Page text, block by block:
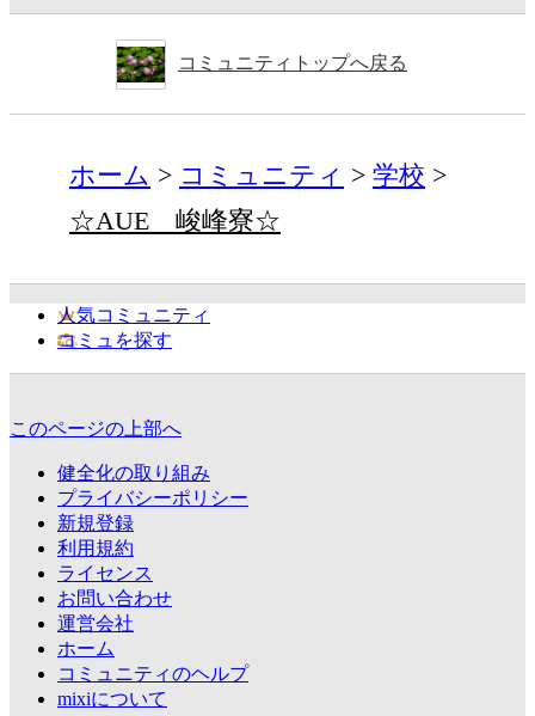
コミュニティトップへ戻る
ホーム コミュニティ
学校
☆AUE 峻峰寮☆
人気コミュニティ
コミュを探す
このページの上部へ
健全化の取り組み
プライバシーポリシー
新規登録
利用規約
ライセンス
お問い合わせ
運営会社
ホーム
コミュニティのヘルプ
mixiについて